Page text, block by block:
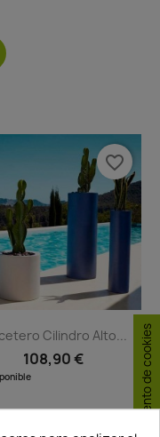
Cilindro Alto...
108,90 €
favorite_border
Consentimiento de cookies